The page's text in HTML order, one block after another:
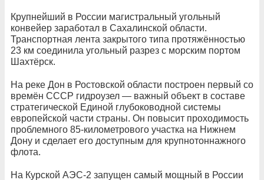
Крупнейший в России магистральный угольный
конвейер заработал в Сахалинской области.
Транспортная лента закрытого типа протяжённостью
23 км соединила угольный разрез с морским портом
Шахтёрск.
На реке Дон в Ростовской области построен первый со
времён СССР гидроузел — важный объект в составе
стратегической Единой глубоководной системы
европейской части страны. Он повысит проходимость
проблемного 85-километрового участка на Нижнем
Дону и сделает его доступным для крупнотоннажного
флота.
На Курской АЭС-2 запущен самый мощный в России